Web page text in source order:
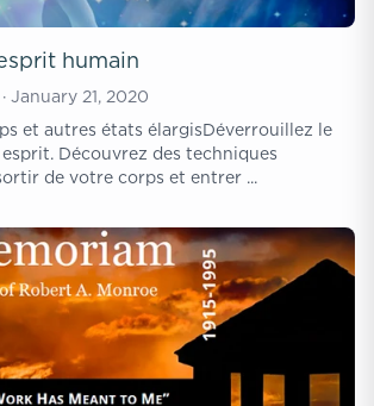
humain
January 21, 2020
et autres états élargisDéverrouillez le
Découvrez des techniques
de votre corps et entrer ...